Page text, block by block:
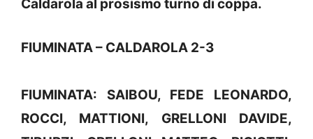
Caldarola al prosismo turno di coppa.
FIUMINATA – CALDAROLA 2-3
FIUMINATA: SAIBOU, FEDE LEONARDO,
ROCCI, MATTIONI, GRELLONI DAVIDE,